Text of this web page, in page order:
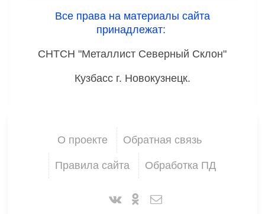
Все права на материалы сайта
принадлежат:
СНТСН "Металлист Северный Склон"
Кузбасс г. Новокузнецк.
О проекте Обратная связь
Правила сайта Обработка ПД